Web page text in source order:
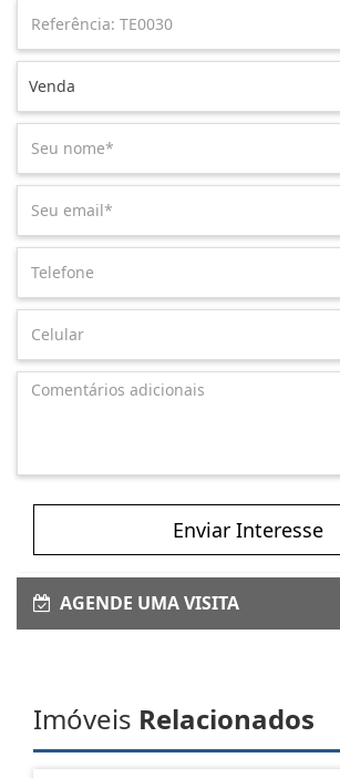
Venda
Enviar Interesse
AGENDE UMA VISITA
Imóveis Relacionados